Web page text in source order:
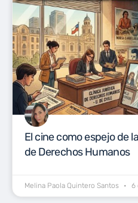
El cine como espejo de
de Derechos Humanos
Melina Paola Quintero Santos 6